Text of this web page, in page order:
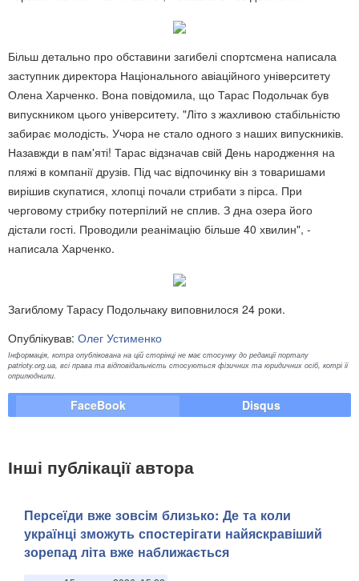
Більш детально про обставини загибелі спортсмена написала
заступник директора Національного авіаційного університету
Олена Харченко. Вона повідомила, що Тарас Подольчак був
випускником цього університету. "Літо з жахливою стабільністю
забирає молодість. Учора не стало одного з наших випускників.
Назавжди в пам'яті! Тарас відзначав свій День народження на
пляжі в компанії друзів. Під час відпочинку він з товаришами
вирішив скупатися, хлопці почали стрибати з пірса. При
черговому стрибку потерпілий не сплив. З дна озера його
дістали гості. Проводили реанімацію більше 40 хвилин", -
написала Харченко.
Загиблому Тарасу Подольчаку виповнилося 24 роки.
Опублікував: Олег Устименко
Інформація, котра опублікована на цій сторінці не має стосунку до редакції порталу
patrioty.org.ua, всі права та відповідальність стосуються фізичних та юридичних осіб, котрі її
оприлюднили.
FaceBook Disqus
Інші публікації автора
Персеїди вже зовсім близько: Де та коли
українці зможуть спостерігати найяскравіший
зорепад літа вже наближається